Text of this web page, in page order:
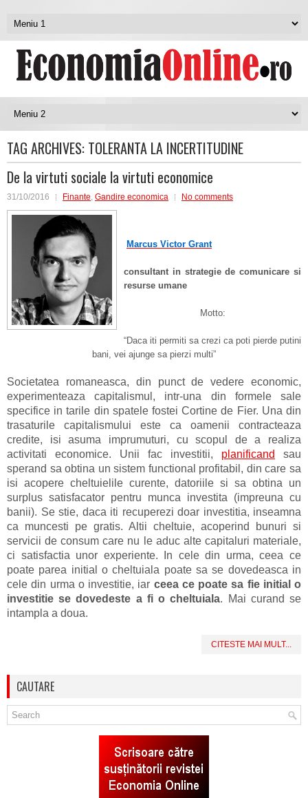
TAG ARCHIVES: TOLERANTA LA INCERTITUDINE
De la virtuti sociale la virtuti economice
31/10/2016 Finante, Gandire economica No comments
Marcus Victor Grant
consultant in strategie de comunicare si
resurse umane
Motto:
“Daca iti permiti sa crezi ca poti pierde putini
bani, vei ajunge sa pierzi multi”
Societatea romaneasca, din punct de vedere economic,
experimenteaza capitalismul, intr-una din formele sale
specifice in tarile din spatele fostei Cortine de Fier. Una din
trasaturile capitalismului este ca oamenii contracteaza
credite, isi asuma imprumuturi, cu scopul de a realiza
activitati economice. Unii fac investitii, planificand
sau
sperand sa obtina un sistem functional profitabil, din care sa
isi acopere cheltuielile curente, datoriile si sa obtina un
surplus satisfacator pentru munca investita (impreuna cu
banii). Se stie, daca iti recuperezi doar investitia, inseamna
ca muncesti pe gratis. Altii cheltuie, acoperind bunuri si
servicii de consum care nu le aduc alte capitaluri materiale,
ci satisfactia unor experiente. In cele din urma, ceea ce
poate parea initial o cheltuiala poate sa se dovedeasca in
cele din urma o investitie, iar ceea ce poate sa fie initial o
investitie se dovedeste a fi o cheltuiala. Mai curand se
intampla a doua.
CITESTE MAI MULT...
CAUTARE